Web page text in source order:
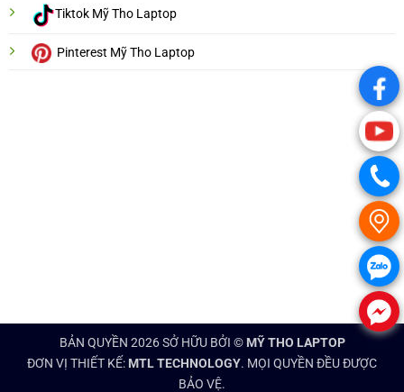
Tiktok Mỹ Tho Laptop
Pinterest Mỹ Tho Laptop
BẢN QUYỀN 2026 SỞ HỮU BỞI © MỸ THO LAPTOP
ĐƠN VỊ THIẾT KẾ: MTL TECHNOLOGY. MỌI QUYỀN ĐỀU ĐƯỢC
BẢO VỆ.
.
.
.
.
.
.